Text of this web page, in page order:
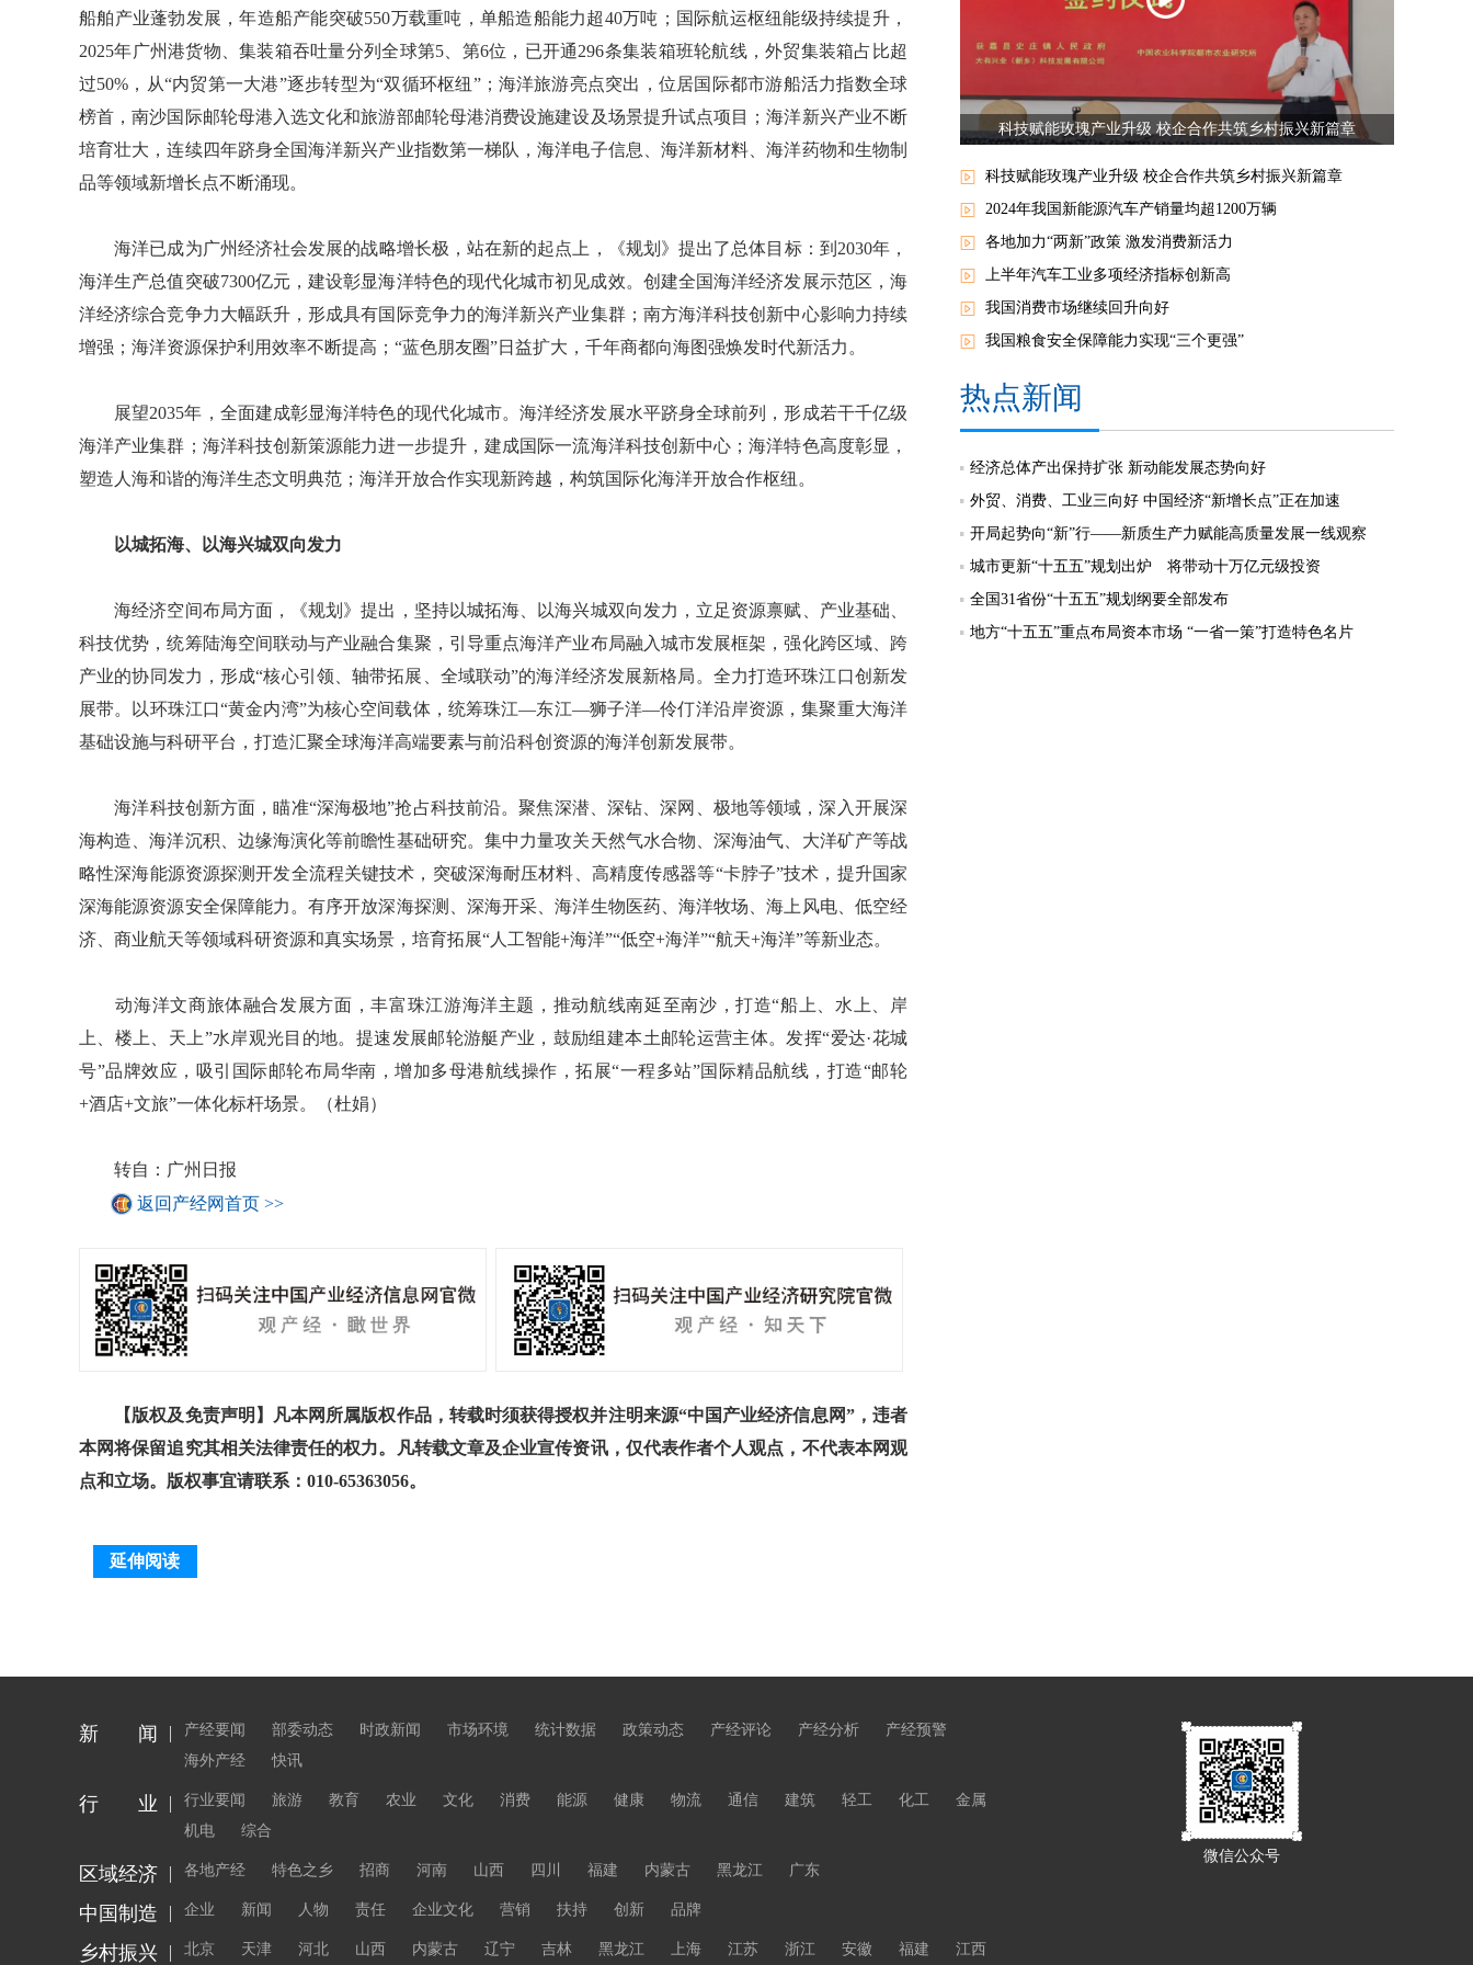
船舶产业蓬勃发展，年造船产能突破550万载重吨，单船造船能力超40万吨；国际航运枢纽能级持续提升，
2025年广州港货物、集装箱吞吐量分列全球第5、第6位，已开通296条集装箱班轮航线，外贸集装箱占比超
过50%，从“内贸第一大港”逐步转型为“双循环枢纽”；海洋旅游亮点突出，位居国际都市游船活力指数全球
榜首，南沙国际邮轮母港入选文化和旅游部邮轮母港消费设施建设及场景提升试点项目；海洋新兴产业不断
培育壮大，连续四年跻身全国海洋新兴产业指数第一梯队，海洋电子信息、海洋新材料、海洋药物和生物制
品等领域新增长点不断涌现。
海洋已成为广州经济社会发展的战略增长极，站在新的起点上，《规划》提出了总体目标：到2030年，
海洋生产总值突破7300亿元，建设彰显海洋特色的现代化城市初见成效。创建全国海洋经济发展示范区，海
洋经济综合竞争力大幅跃升，形成具有国际竞争力的海洋新兴产业集群；南方海洋科技创新中心影响力持续
增强；海洋资源保护利用效率不断提高；“蓝色朋友圈”日益扩大，千年商都向海图强焕发时代新活力。
展望2035年，全面建成彰显海洋特色的现代化城市。海洋经济发展水平跻身全球前列，形成若干千亿级
海洋产业集群；海洋科技创新策源能力进一步提升，建成国际一流海洋科技创新中心；海洋特色高度彰显，
塑造人海和谐的海洋生态文明典范；海洋开放合作实现新跨越，构筑国际化海洋开放合作枢纽。
以城拓海、以海兴城双向发力
海经济空间布局方面，《规划》提出，坚持以城拓海、以海兴城双向发力，立足资源禀赋、产业基础、
科技优势，统筹陆海空间联动与产业融合集聚，引导重点海洋产业布局融入城市发展框架，强化跨区域、跨
产业的协同发力，形成“核心引领、轴带拓展、全域联动”的海洋经济发展新格局。全力打造环珠江口创新发
展带。以环珠江口“黄金内湾”为核心空间载体，统筹珠江—东江—狮子洋—伶仃洋沿岸资源，集聚重大海洋
基础设施与科研平台，打造汇聚全球海洋高端要素与前沿科创资源的海洋创新发展带。
海洋科技创新方面，瞄准“深海极地”抢占科技前沿。聚焦深潜、深钻、深网、极地等领域，深入开展深
海构造、海洋沉积、边缘海演化等前瞻性基础研究。集中力量攻关天然气水合物、深海油气、大洋矿产等战
略性深海能源资源探测开发全流程关键技术，突破深海耐压材料、高精度传感器等“卡脖子”技术，提升国家
深海能源资源安全保障能力。有序开放深海探测、深海开采、海洋生物医药、海洋牧场、海上风电、低空经
济、商业航天等领域科研资源和真实场景，培育拓展“人工智能+海洋”“低空+海洋”“航天+海洋”等新业态。
动海洋文商旅体融合发展方面，丰富珠江游海洋主题，推动航线南延至南沙，打造“船上、水上、岸
上、楼上、天上”水岸观光目的地。提速发展邮轮游艇产业，鼓励组建本土邮轮运营主体。发挥“爱达·花城
号”品牌效应，吸引国际邮轮布局华南，增加多母港航线操作，拓展“一程多站”国际精品航线，打造“邮轮
+酒店+文旅”一体化标杆场景。（杜娟）
转自：广州日报
返回产经网首页 >>
【版权及免责声明】凡本网所属版权作品，转载时须获得授权并注明来源“中国产业经济信息网”，违者
本网将保留追究其相关法律责任的权力。凡转载文章及企业宣传资讯，仅代表作者个人观点，不代表本网观
点和立场。版权事宜请联系：010-65363056。
延伸阅读
科技赋能玫瑰产业升级 校企合作共筑乡村振兴新篇章
科技赋能玫瑰产业升级 校企合作共筑乡村振兴新篇章
2024年我国新能源汽车产销量均超1200万辆
各地加力“两新”政策 激发消费新活力
上半年汽车工业多项经济指标创新高
我国消费市场继续回升向好
我国粮食安全保障能力实现“三个更强”
热点新闻
经济总体产出保持扩张 新动能发展态势向好
外贸、消费、工业三向好 中国经济“新增长点”正在加速
开局起势向“新”行——新质生产力赋能高质量发展一线观察
城市更新“十五五”规划出炉 将带动十万亿元级投资
全国31省份“十五五”规划纲要全部发布
地方“十五五”重点布局资本市场 “一省一策”打造特色名片
微信公众号
新 闻 产经要闻 部委动态 时政新闻 市场环境 统计数据 政策动态 产经评论 产经分析
产经预警
海外产经
快讯
行 业 行业要闻 旅游 教育 农业 文化 消费 能源 健康 物流 通信 建筑 轻工 化工
金属
机电
综合
区域经济 各地产经 特色之乡 招商 河南 山西 四川 福建 内蒙古 黑龙江 广东
中国制造 企业 新闻 人物 责任 企业文化 营销 扶持 创新 品牌
乡村振兴 北京 天津 河北 山西 内蒙古 辽宁 吉林 黑龙江 上海 江苏 浙江 安徽 福建 江西